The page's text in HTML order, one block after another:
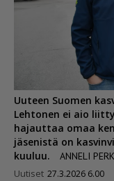
Uuteen Suomen
Lehtonen ei aio
hajauttaa omaa
jäsenistä on
kuuluu.
ANNELI
Uutiset 27.3.2026 6.00